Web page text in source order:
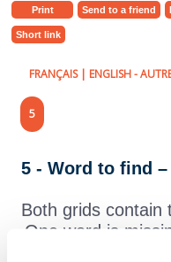
Print Send to a friend
Short link
FRANÇAIS| ENGLISH-
5
5 - Word to find
Both grids
One word is